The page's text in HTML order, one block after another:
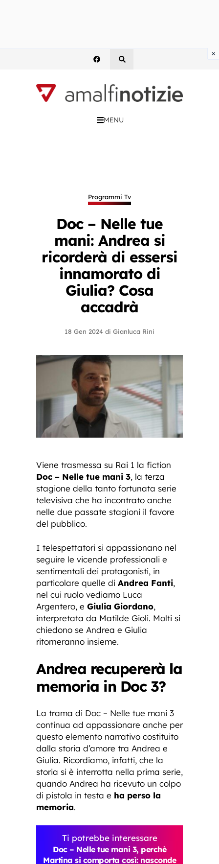
MENU
Programmi Tv
Doc – Nelle tue
mani: Andrea si
ricorderà di essersi
innamorato di
Giulia? Cosa
accadrà
18 Gen 2024 di Gianluca Rini
Viene trasmessa su Rai 1 la fiction
Doc – Nelle tue mani 3, la terza
stagione della tanto fortunata serie
televisiva che ha incontrato anche
nelle due passate stagioni il favore
del pubblico.
I telespettatori si appassionano nel
seguire le vicende professionali e
sentimentali dei protagonisti, in
particolare quelle di Andrea Fanti,
nel cui ruolo vediamo Luca
Argentero, e Giulia Giordano,
interpretata da Matilde Gioli. Molti si
chiedono se Andrea e Giulia
ritorneranno insieme.
Andrea recupererà la
memoria in Doc 3?
La trama di Doc – Nelle tue mani 3
continua ad appassionare anche per
questo elemento narrativo costituito
dalla storia d’amore tra Andrea e
Giulia. Ricordiamo, infatti, che la
storia si è interrotta nella prima serie,
quando Andrea ha ricevuto un colpo
di pistola in testa e ha perso la
memoria.
Ti potrebbe interessare
Doc – Nelle tue mani 3, perchè
Martina si comporta così: nasconde
×